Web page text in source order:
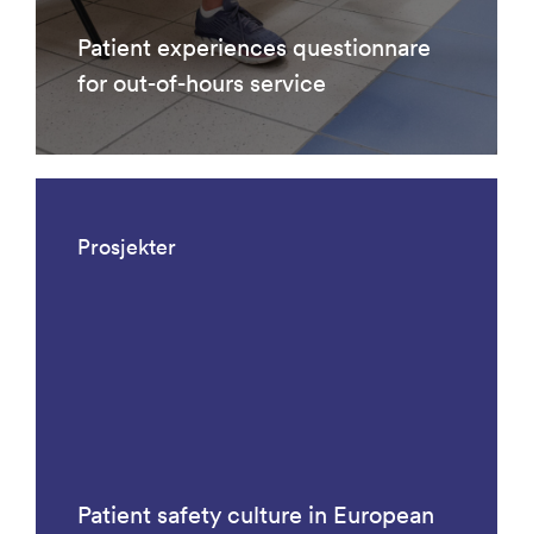
Patient experiences questionnare
for out-of-hours service
Prosjekter
Patient safety culture in European